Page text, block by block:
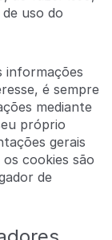
uso do
informações
é sempre
mediante
próprio
gerais
cookies são
de